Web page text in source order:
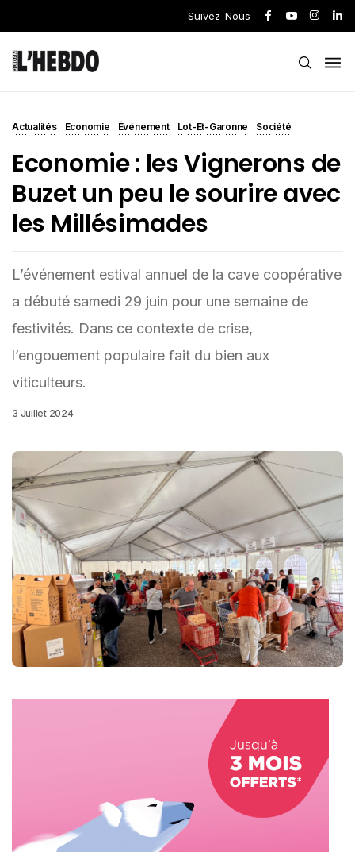
Suivez-Nous
Actualités Economie Événement Lot-Et-Garonne Société
Economie : les Vignerons de
Buzet un peu le sourire avec
les Millésimades
L’événement estival annuel de la cave coopérative
a débuté samedi 29 juin pour une semaine de
festivités. Dans ce contexte de crise,
l’engouement populaire fait du bien aux
viticulteurs.
3 Juillet 2024